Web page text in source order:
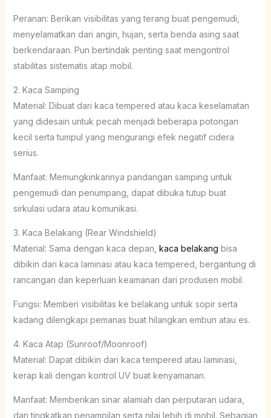
Peranan: Berikan visibilitas yang terang buat pengemudi,
menyelamatkan dari angin, hujan, serta benda asing saat
berkendaraan. Pun bertindak penting saat mengontrol
stabilitas sistematis atap mobil.
2. Kaca Samping
Material: Dibuat dari kaca tempered atau kaca keselamatan
yang didesain untuk pecah menjadi beberapa potongan
kecil serta tumpul yang mengurangi efek negatif cidera
serius.
Manfaat: Memungkinkannya pandangan samping untuk
pengemudi dan penumpang, dapat dibuka tutup buat
sirkulasi udara atau komunikasi.
3. Kaca Belakang (Rear Windshield)
Material: Sama dengan kaca depan, kaca belakang bisa
dibikin dari kaca laminasi atau kaca tempered, bergantung di
rancangan dan keperluan keamanan dari produsen mobil.
Fungsi: Memberi visibilitas ke belakang untuk sopir serta
kadang dilengkapi pemanas buat hilangkan embun atau es.
4. Kaca Atap (Sunroof/Moonroof)
Material: Dapat dibikin dari kaca tempered atau laminasi,
kerap kali dengan kontrol UV buat kenyamanan.
Manfaat: Memberikan sinar alamiah dan perputaran udara,
dan tingkatkan penampilan serta nilai lebih di mobil. Sebagian